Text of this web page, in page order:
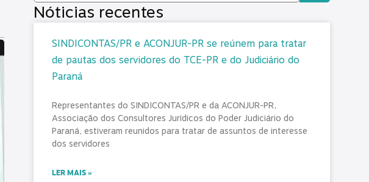
Nóticias recentes
SINDICONTAS/PR e ACONJUR-PR se reúnem para tratar
de pautas dos servidores do TCE-PR e do Judiciário do
Paraná
Representantes do SINDICONTAS/PR e da ACONJUR-PR,
Associação dos Consultores Jurídicos do Poder Judiciário do
Paraná, estiveram reunidos para tratar de assuntos de interesse
dos servidores
LER MAIS »